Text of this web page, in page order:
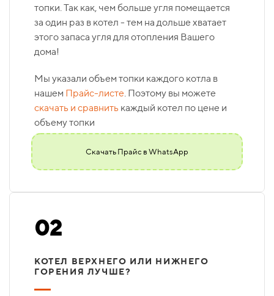
топки. Так как, чем больше угля помещается
за один раз в котел - тем на дольше хватает
этого запаса угля для отопления Вашего
дома!
Мы указали объем топки каждого котла в
нашем Прайс-листе. Поэтому вы можете
скачать и сравнить каждый котел по цене и
объему топки
Скачать Прайс в WhatsApp
02
КОТЕЛ ВЕРХНЕГО ИЛИ НИЖНЕГО
ГОРЕНИЯ ЛУЧШЕ?